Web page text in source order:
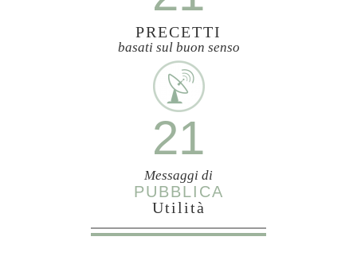
PRECETTI
basati sul buon senso
21
Messaggi di
PUBBLICA
Utilità